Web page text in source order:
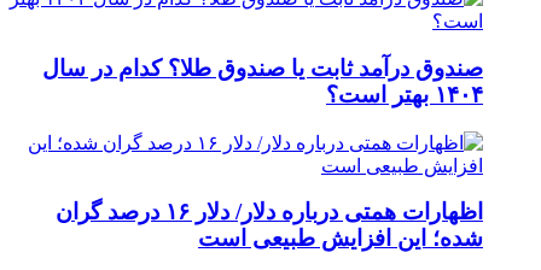
صندوق درآمد ثابت یا صندوق طلا؟ کدام در سال
۱۴۰۴ بهتر است؟
اظهارات همتی درباره دلار/ دلار ۱۶ درصد گران
شده؛ این افزایش طبیعی است